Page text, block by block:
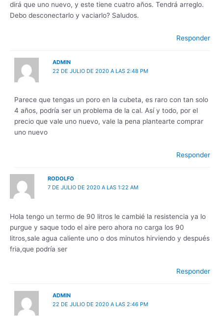
dirá que uno nuevo, y este tiene cuatro años. Tendrá arreglo.
Debo desconectarlo y vaciarlo? Saludos.
Responder
ADMIN
22 DE JULIO DE 2020 A LAS 2:48 PM
Parece que tengas un poro en la cubeta, es raro con tan solo
4 años, podría ser un problema de la cal. Así y todo, por el
precio que vale uno nuevo, vale la pena plantearte comprar
uno nuevo
Responder
RODOLFO
7 DE JULIO DE 2020 A LAS 1:22 AM
Hola tengo un termo de 90 litros le cambié la resistencia ya lo
purgue y saque todo el aire pero ahora no carga los 90
litros,sale agua caliente uno o dos minutos hirviendo y después
fria,que podría ser
Responder
ADMIN
22 DE JULIO DE 2020 A LAS 2:46 PM